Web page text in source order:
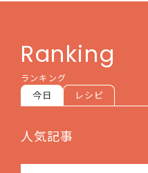
Ranking
ランキング
今日 レシピ
人気記事